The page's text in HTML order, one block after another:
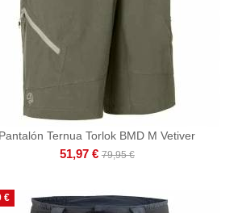
Pantalón Ternua Torlok BMD M Vetiver
51,97 € 79,95 €
€